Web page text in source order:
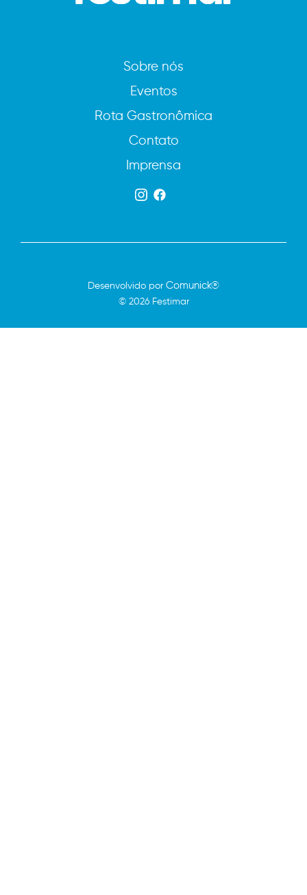
Sobre nós
Eventos
Rota Gastronômica
Contato
Imprensa
© 2026 Festimar
Desenvolvido porComunick®